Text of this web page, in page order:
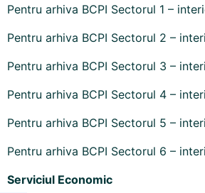
Pentru arhiva BCPI Sectorul 1 –
Pentru arhiva BCPI Sectorul 2 –
Pentru arhiva BCPI Sectorul 3 –
Pentru arhiva BCPI Sectorul 4 –
Pentru arhiva BCPI Sectorul 5 –
Pentru arhiva BCPI Sectorul 6 –
Serviciul Economic